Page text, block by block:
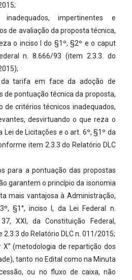
inadequados, impertinentes e
de avaliação da proposta técnica,
o inciso I do §1º, §2º e o caput
n. 8.666/93 (item 2.3.3. do
da tarifa em face da adoção de
de pontuação técnica da proposta,
de critérios técnicos inadequados,
desvirtuando o que reza o
Lei de Licitações e o art. 6º, §1º da
item 2.3.3 do Relatório DLC
para a pontuação das propostas
garantem o princípio da isonomia
mais vantajosa à Administração,
§1°, inciso I, da Lei Federal n.
XXI, da Constituição Federal,
do Relatório DLC n. 011/2015;
X” (metodologia de repartição dos
tanto no Edital como na Minuta
ou no fluxo de caixa, não